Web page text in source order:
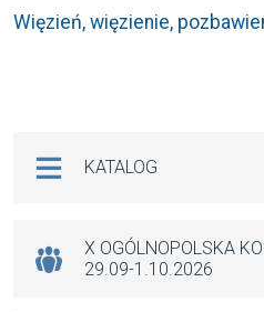
Więzień, więzienie,
KATALOG
X OGÓLNOPOLSKA
29.09-1.10.2026